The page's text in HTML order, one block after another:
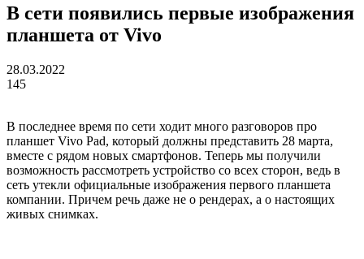
В сети появились первые изображения
планшета от Vivo
28.03.2022
145
В последнее время по сети ходит много разговоров про
планшет Vivo Pad, который должны представить 28 марта,
вместе с рядом новых смартфонов. Теперь мы получили
возможность рассмотреть устройство со всех сторон, ведь в
сеть утекли официальные изображения первого планшета
компании. Причем речь даже не о рендерах, а о настоящих
живых снимках.